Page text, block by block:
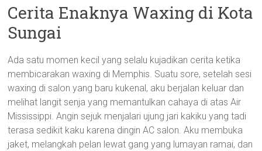
Cerita Enaknya Waxing di Kota
Sungai
Ada satu momen kecil yang selalu kujadikan cerita ketika
membicarakan waxing di Memphis. Suatu sore, setelah sesi
waxing di salon yang baru kukenal, aku berjalan keluar dan
melihat langit senja yang memantulkan cahaya di atas Air
Mississippi. Angin sejuk menjalari ujung jari kakiku yang tadi
terasa sedikit kaku karena dingin AC salon. Aku membuka
jaket, melangkah pelan lewat gang yang lumayan ramai, dan